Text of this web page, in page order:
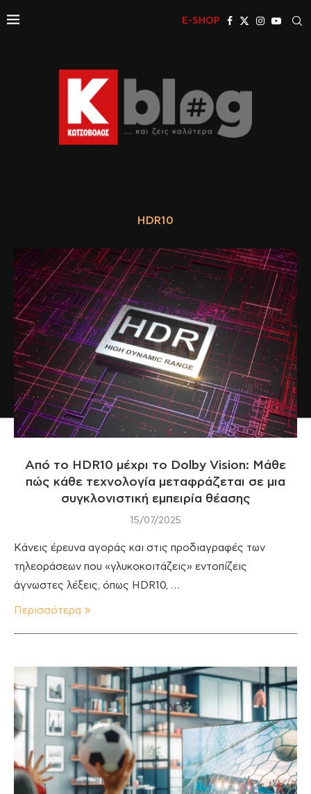
E-SHOP
HDR10
Από το HDR10 μέχρι το Dolby Vision: Μάθε
πώς κάθε τεχνολογία μεταφράζεται σε μια
συγκλονιστική εμπειρία θέασης
15/07/2025
Κάνεις έρευνα αγοράς και στις προδιαγραφές των
τηλεοράσεων που «γλυκοκοιτάζεις» εντοπίζεις
άγνωστες λέξεις, όπως HDR10, …
Περισσότερα